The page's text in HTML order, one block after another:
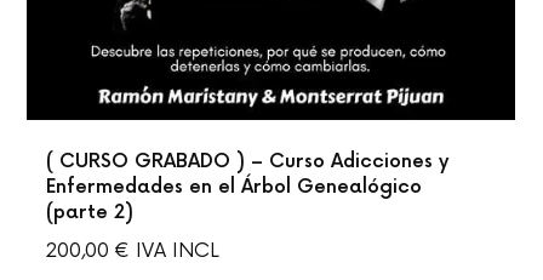
( CURSO GRABADO ) – Curso Adicciones y
Enfermedades en el Árbol Genealógico
(parte 2)
200,00 € IVA INCL